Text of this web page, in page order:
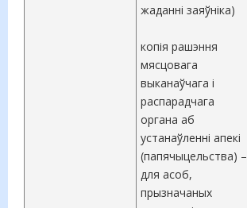
жаданні заяўніка)
копія рашэння
мясцовага
выканаўчага і
распарадчага
органа аб
устанаўленні апекі
(папячыцельства) –
для асоб,
прызначаных